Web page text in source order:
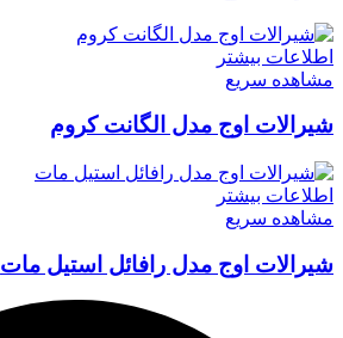
اطلاعات بیشتر
مشاهده سریع
شیرالات اوج مدل الگانت کروم
اطلاعات بیشتر
مشاهده سریع
شیرالات اوج مدل رافائل استیل مات